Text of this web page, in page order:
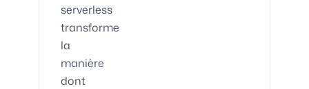
serverless
transforme
la
manière
dont